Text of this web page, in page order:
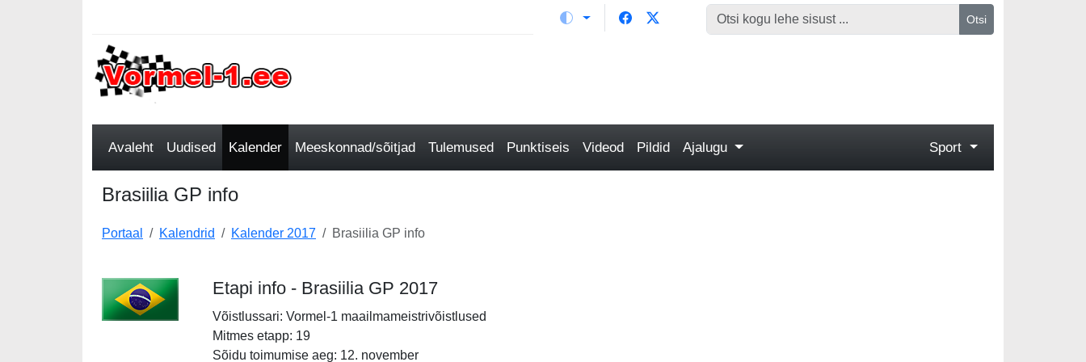
Otsi
Avaleht Uudised Kalender Meeskonnad/sõitjad Tulemused Punktiseis Videod Pildid Ajalugu Sport
Brasiilia GP info
Portaal Kalendrid Kalender 2017 Brasiilia GP info
Etapi info - Brasiilia GP 2017
Võistlussari: Vormel-1 maailmameistrivõistlused
Mitmes etapp: 19
Sõidu toimumise aeg: 12. november